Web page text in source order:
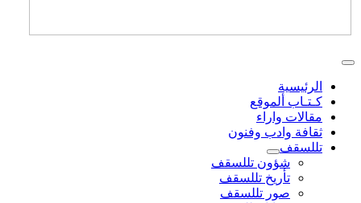
الرئيسية
كـتـاب ألموقع
مقالات واراء
ثقافة وادب وفنون
تللسقف
شؤون تللسقف
تأريخ تللسقف
صور تللسقف